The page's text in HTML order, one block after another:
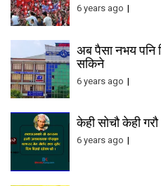
6 years ago
अब पैसा नभय पनि
सकिने
6 years ago
केही सोचौ केही गरौ
6 years ago